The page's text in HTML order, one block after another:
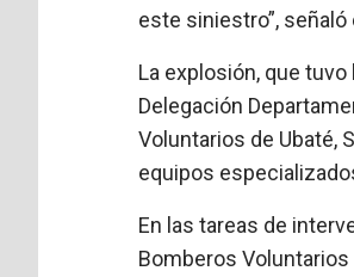
este siniestro”, señaló
La explosión, que
Delegación
Voluntarios de Ubaté,
equipos
En las tareas de
Bomberos Voluntarios